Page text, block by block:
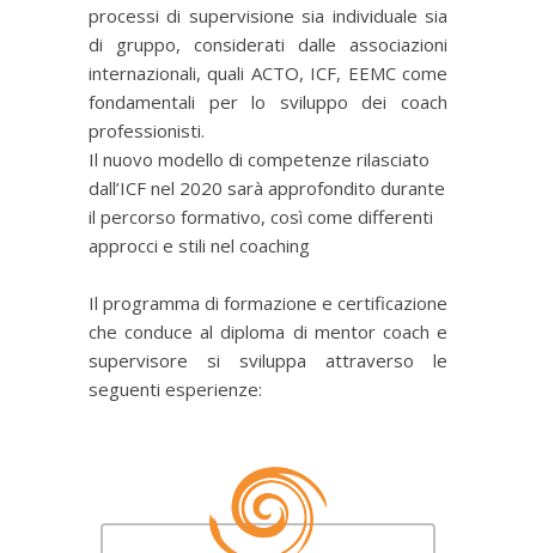
processi di supervisione sia individuale sia
di gruppo, considerati dalle associazioni
internazionali, quali ACTO, ICF, EEMC come
fondamentali per lo sviluppo dei coach
professionisti.
Il nuovo modello di competenze rilasciato
dall’ICF nel 2020 sarà approfondito durante
il percorso formativo, così come differenti
approcci e stili nel coaching
Il programma di formazione e certificazione
che conduce al diploma di mentor coach e
supervisore si sviluppa attraverso le
seguenti esperienze: